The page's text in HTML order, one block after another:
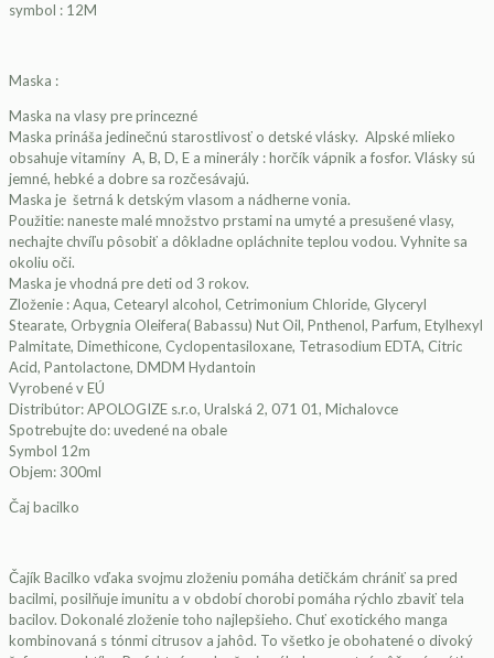
symbol : 12M
Maska :
Maska na vlasy pre princezné
Maska prináša jedinečnú starostlivosť o detské vlásky. Alpské mlieko
obsahuje vitamíny A, B, D, E a minerály : horčík vápnik a fosfor. Vlásky sú
jemné, hebké a dobre sa rozčesávajú.
Maska je šetrná k detským vlasom a nádherne vonia.
Použitie: naneste malé množstvo prstami na umyté a presušené vlasy,
nechajte chvíľu pôsobiť a dôkladne opláchnite teplou vodou. Vyhnite sa
okoliu oči.
Maska je vhodná pre deti od 3 rokov.
Zloženie : Aqua, Cetearyl alcohol, Cetrimonium Chloride, Glyceryl
Stearate, Orbygnia Oleifera( Babassu) Nut Oil, Pnthenol, Parfum, Etylhexyl
Palmitate, Dimethicone, Cyclopentasiloxane, Tetrasodium EDTA, Citric
Acid, Pantolactone, DMDM Hydantoin
Vyrobené v EÚ
Distribútor: APOLOGIZE s.r.o, Uralská 2, 071 01, Michalovce
Spotrebujte do: uvedené na obale
Symbol 12m
Objem: 300ml
Čaj bacilko
Čajík Bacilko vďaka svojmu zloženiu pomáha detičkám chrániť sa pred
bacilmi, posilňuje imunitu a v období chorobi pomáha rýchlo zbaviť tela
bacilov. Dokonalé zloženie toho najlepšieho. Chuť exotického manga
kombinovaná s tónmi citrusov a jahôd. To všetko je obohatené o divoký